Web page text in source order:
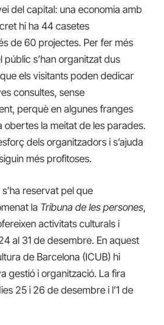
del capital: una economia amb
hi ha 44 casetes
de 60 projectes. Per fer més
públic s’han organitzat dus
els visitants poden dedicar
consultes, sense
perquè en algunes franges
obertes la meitat de les parades.
dels organitzadors i s’ajuda
més profitoses.
reservat pel que
la Tribuna de les persones,
activitats culturals i
al 31 de desembre. En aquest
de Barcelona (ICUB) hi
gestió i organització. La fira
25 i 26 de desembre i l’1 de